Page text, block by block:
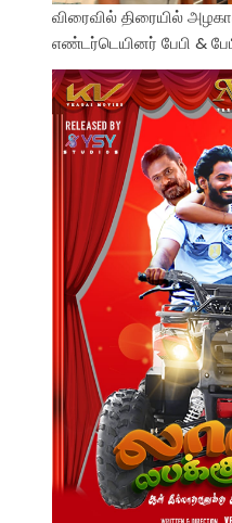
விரைவில் திரையில்
எண்டர்டெயினர் பேபி &